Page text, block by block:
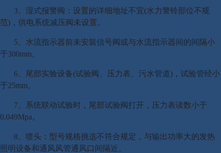
3、湿式报警阀：设置的详细地址不宜(水力警铃部位不规
范)，供电系统减压阀未设置。
5、水流指示器前未安裝信号阀或与水流指示器间的间隔小
于300mm。
6、尾部实验设备(试验阀、压力表、污水管道)，试验管经小
于25mm。
7、系统联动试验时，尾部试验阀打开，压力表读数小于
0.049Mpa。
8、喷头：型号规格挑选不符合规定，与输出功率大的发热
照明设备和通风风管通风口间隔近。